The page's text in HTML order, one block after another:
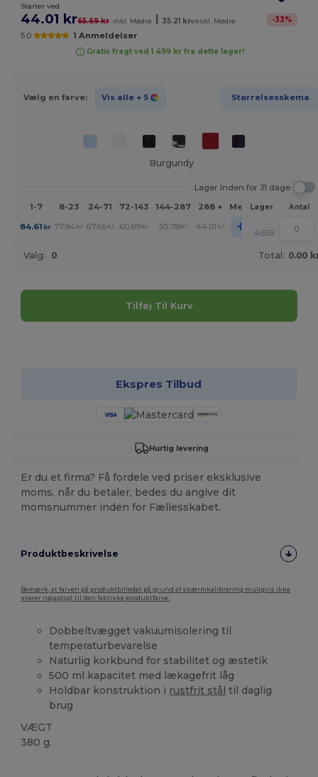
Starter ved
44.01 kr65.69 kr inkl. Mødre | 35.21 krekskl. Mødre -33%
5.0 1 Anmeldelser
Gratis fragt ved 1 499 kr fra dette lager!
Vælg en farve: Vis alle + 5 Størrelsesskema
Burgundy
Lager Inden for 31 dage
1-7
8-23 24-71 72-143 144-287 288 + MereLager Antal
84.61 kr 77.84 kr 67.66kr 60.89kr 50.78kr 44.01 kr + 4659
Valg: 0 Total: 0.00
Tilføj Til Kurv
Ekspres Tilbud
Hurtig levering
Er du et firma? Få fordele ved priser eksklusive
moms, når du betaler, bedes du angive dit
momsnummer inden for Fællesskabet.
Produktbeskrivelse
Bemærk, at farven på produktbilledet på grund af skærmkalibrering muligvis ikke
svarer nøjagtigt til den faktiske produktfarve.
Dobbeltvægget vakuumisolering til
temperaturbevarelse
Naturlig korkbund for stabilitet og æstetik
500 ml kapacitet med lækagefrit låg
Holdbar konstruktion i rustfrit stål til daglig
brug
VÆGT
380 g.